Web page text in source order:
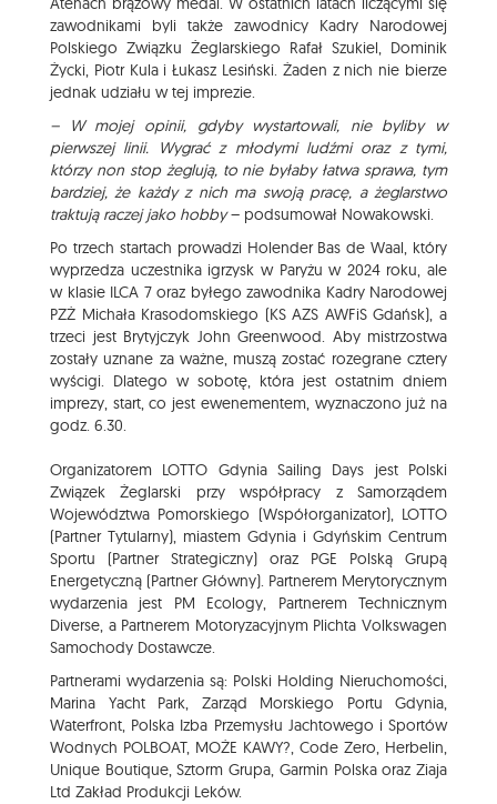
zawodnikami byli także zawodnicy Kadry Narodowej
Polskiego Związku Żeglarskiego Rafał Szukiel, Dominik
Życki, Piotr Kula i Łukasz Lesiński. Żaden z nich nie bierze
jednak udziału w tej imprezie.
– W mojej opinii, gdyby wystartowali, nie byliby w
pierwszej linii. Wygrać z młodymi ludźmi oraz z tymi,
którzy non stop żeglują, to nie byłaby łatwa sprawa, tym
bardziej, że każdy z nich ma swoją pracę, a żeglarstwo
traktują raczej jako hobby– podsumował Nowakowski.
Po trzech startach prowadzi Holender Bas de Waal, który
wyprzedza uczestnika igrzysk w Paryżu w 2024 roku, ale
w klasie ILCA 7 oraz byłego zawodnika Kadry Narodowej
PZŻ Michała Krasodomskiego (KS AZS AWFiS Gdańsk), a
trzeci jest Brytyjczyk John Greenwood. Aby mistrzostwa
zostały uznane za ważne, muszą zostać rozegrane cztery
wyścigi. Dlatego w sobotę, która jest ostatnim dniem
imprezy, start, co jest ewenementem, wyznaczono już na
godz. 6.30.
Organizatorem LOTTO Gdynia Sailing Days jest Polski
Związek Żeglarski przy współpracy z Samorządem
Województwa Pomorskiego (Współorganizator), LOTTO
(Partner Tytularny), miastem Gdynia i Gdyńskim Centrum
Sportu (Partner Strategiczny) oraz PGE Polską Grupą
Energetyczną (Partner Główny). Partnerem Merytorycznym
wydarzenia jest PM Ecology, Partnerem Technicznym
Diverse, a Partnerem Motoryzacyjnym Plichta Volkswagen
Samochody Dostawcze.
Partnerami wydarzenia są: Polski Holding Nieruchomości,
Marina Yacht Park, Zarząd Morskiego Portu Gdynia,
Waterfront, Polska Izba Przemysłu Jachtowego i Sportów
Wodnych POLBOAT, MOŻE KAWY?, Code Zero, Herbelin,
Unique Boutique, Sztorm Grupa, Garmin Polska oraz Ziaja
Ltd Zakład Produkcji Leków.